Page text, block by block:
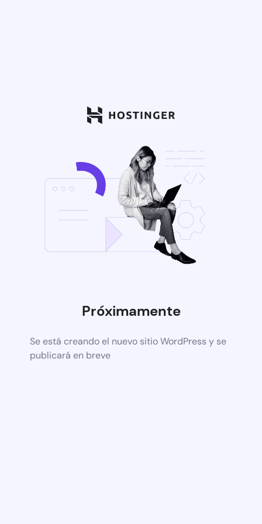
Próximamente
Se está creando el nuevo sitio WordPress y se
publicará en breve